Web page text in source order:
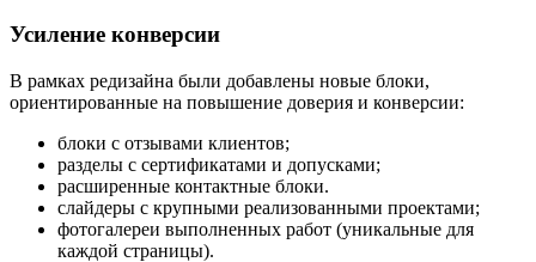
Усиление конверсии
В рамках редизайна были добавлены новые блоки,
ориентированные на повышение доверия и конверсии:
блоки с отзывами клиентов;
разделы с сертификатами и допусками;
расширенные контактные блоки.
слайдеры с крупными реализованными проектами;
фотогалереи выполненных работ (уникальные для
каждой страницы).